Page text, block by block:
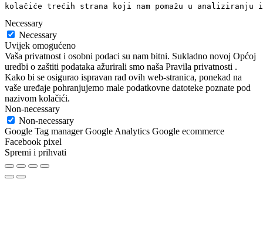
kolačiće trećih strana koji nam pomažu u
Necessary
Necessary
Uvijek omogućeno
Vaša privatnost i osobni podaci su nam bitni. Sukladno novoj Općoj
uredbi o zaštiti podataka ažurirali smo naša Pravila privatnosti .
Kako bi se osigurao ispravan rad ovih web-stranica, ponekad na
vaše uređaje pohranjujemo male podatkovne datoteke poznate pod
nazivom kolačići.
Non-necessary
Non-necessary
Google Tag manager Google Analytics Google ecommerce
Facebook pixel
Spremi i prihvati